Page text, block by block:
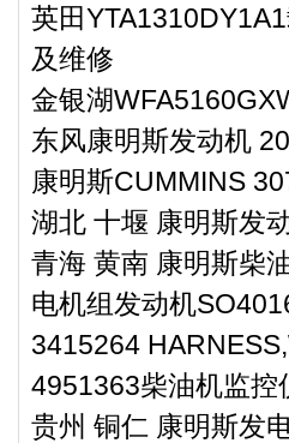
英田
及维修
金银湖
东风康明斯发动机
康明斯CUMMINS
湖北 十堰 康明斯发
青海 黄南 康明斯柴
电机组发动机
3415264
4951363柴油机监控
贵州 铜仁 康明斯发